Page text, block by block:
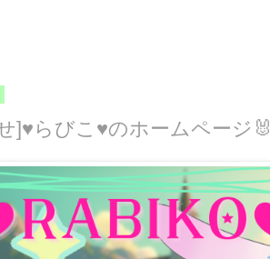
]♥らびこ♥のホームページ🐰